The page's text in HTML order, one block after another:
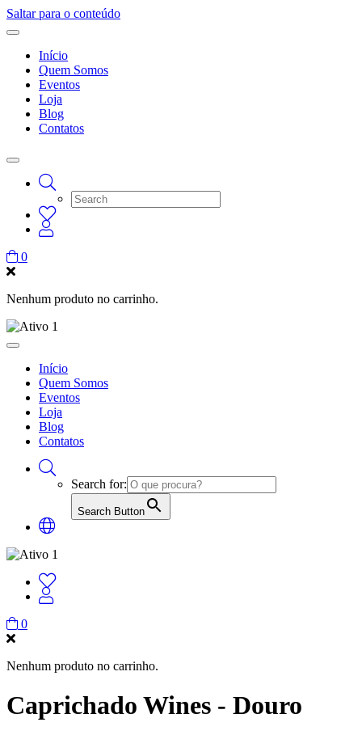
Saltar para o conteúdo
Início
Quem Somos
Eventos
Loja
Blog
Contatos
0
Nenhum produto no carrinho.
Início
Quem Somos
Eventos
Loja
Blog
Contatos
Search for:
Search Button
0
Nenhum produto no carrinho.
Caprichado Wines - Douro